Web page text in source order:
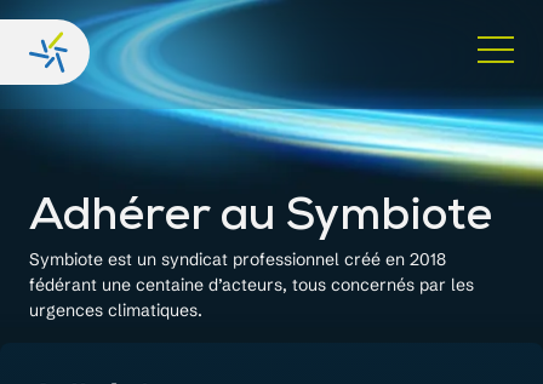
Adhérerau Symbiote
Symbiote est un syndicat professionnel créé en 2018
fédérant une centaine d’acteurs, tous concernés par les
urgences climatiques.